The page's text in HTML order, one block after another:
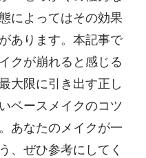
によってはその効果
あります。本記事で
クが崩れると感じる
大限に引き出す正し
ベースメイクのコツ
あなたのメイクが一
、ぜひ参考にしてく